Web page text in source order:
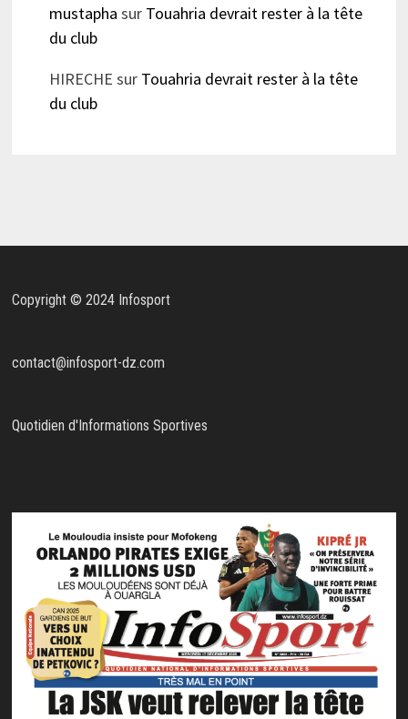
mustapha sur Touahria devrait rester à la tête
du club
HIRECHE sur Touahria devrait rester à la tête
du club
Copyright © 2024 Infosport
contact@infosport-dz.com
Quotidien d'Informations Sportives